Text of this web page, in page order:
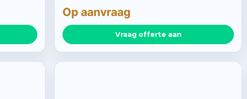
Op aanvraag
Vraag offerte aan